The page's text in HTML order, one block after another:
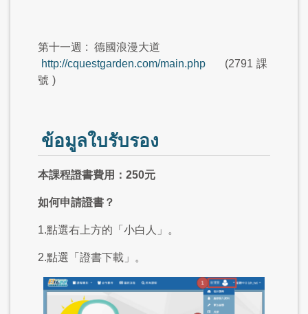
第十一週 : 德國浪漫大道
http://cquestgarden.com/main.php
(2791 課
號 )
ข้อมูลใบรับรอง
本課程證書費用：250元
如何申請證書？
1.點選右上方的「小白人」。
2.點選「證書下載」。